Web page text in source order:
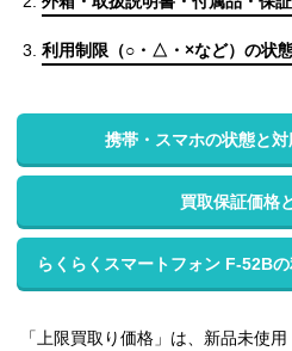
利用制限（○・△・×など）の状
携帯・スマホの状態と
買取保証価格
らくらくスマートフォン F-52B
「上限買取り価格」は、新品未使